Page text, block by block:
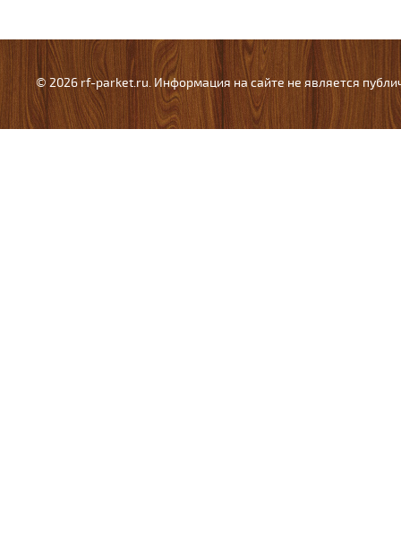
© 2026 rf-parket.ru. Информация на сайте не является